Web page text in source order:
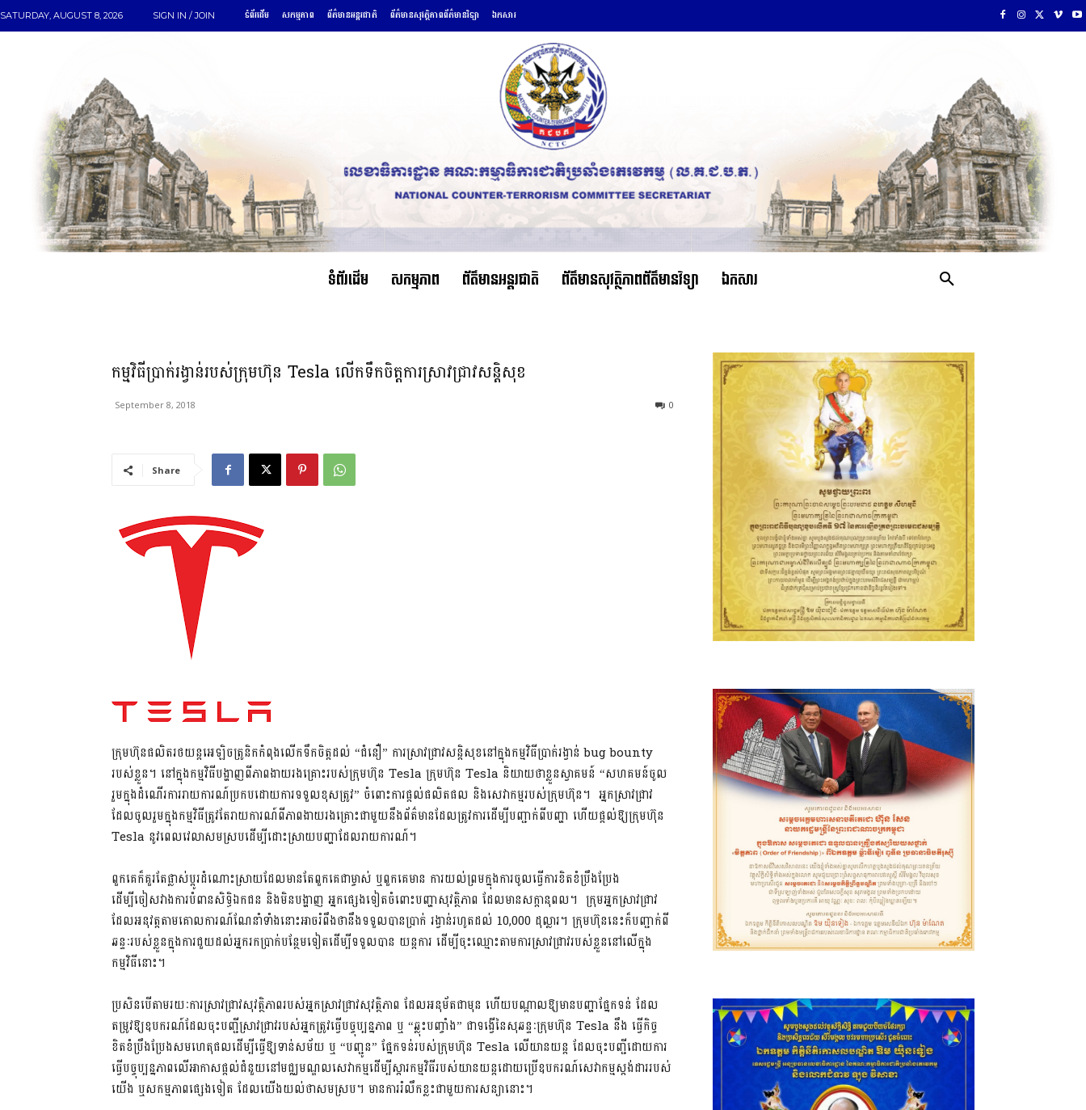
SATURDAY, AUGUST 8, 2026 SIGN IN / JOIN ទំព័រដើម សកម្មភាព ព័ត៌មានអន្តរជាតិ ព័ត៌មានសុវត្ថិភាពព័ត៌មានវិទ្យា ឯកសារ
ទំព័រដើម សកម្មភាព ព័ត៌មានអន្តរជាតិ ព័ត៌មានសុវត្ថិភាពព័ត៌មានវិទ្យា ឯកសារ
កម្មវិធីប្រាក់រង្វាន់របស់ក្រុមហ៊ុន Tesla លើកទឹកចិត្តការស្រាវជ្រាវសន្តិសុខ
September 8, 2018 0
Share
ក្រុមហ៊ុនផលិតរថយន្ដអេឡិចត្រូនិកកំពុងលើកទឹកចិត្តដល់ “ជំនឿ” ការស្រាវជ្រាវសន្តិសុខនៅក្នុងកម្មវិធីប្រាក់រង្វាន់ bug bounty
របស់ខ្លួន។ នៅក្នុងកម្មវិធីបង្ហាញពីភាពងាយរងគ្រោះរបស់ក្រុមហ៊ុន Tesla ក្រុមហ៊ុន Tesla និយាយថាខ្លួនស្វាគមន៍ “សហគមន៍ចូល
រួមក្នុងដំណើរការរាយការណ៍ប្រកបដោយការទទួលខុសត្រូវ” ចំពោះការផ្តល់ផលិតផល និងសេវាកម្មរបស់ក្រុមហ៊ុន។ អ្នកស្រាវជ្រាវ
ដែលចូលរួមក្នុងកម្មវិធីត្រូវតែរាយការណ៍ពីភាពងាយរងគ្រោះជាមួយនឹងព័ត៌មានដែលត្រូវការដើម្បីបញ្ជាក់ពីបញ្ហា ហើយផ្តល់ឱ្យក្រុមហ៊ុន
Tesla នូវពេលវេលាសមស្របដើម្បីដោះស្រាយបញ្ហាដែលរាយការណ៍។
ពួកគេក៏គួរតែផ្លាស់ប្តូរដំណោះស្រាយដែលមានតែពួកគេជាម្ចាស់ ឬពួកគេមាន ការយល់ព្រមក្នុងការចូលធ្វើការខិតខំប្រឹងប្រែង
ដើម្បីចៀសវាងការបំពានសិទ្ធិឯកជន និងមិនបង្ហាញ អ្នកផ្សេងទៀតចំពោះបញ្ហាសុវត្ថិភាព ដែលមានសក្តានុពល។ ក្រុមអ្នកស្រាវជ្រាវ
ដែលអនុវត្តតាមគោលការណ៍ណែនាំទាំងនោះអាចរំពឹងថានឹងទទួលបានប្រាក់ រង្វាន់រហូតដល់ 10,000 ដុល្លារ។ ក្រុមហ៊ុននេះក៏បញ្ជាក់ពី
ឆន្ទៈរបស់ខ្លួនក្នុងការជួយដល់អ្នករកប្រាក់បន្ថែមទៀតដើម្បីទទួលបាន យន្តការ ដើម្បីចុះឈ្មោះតាមការស្រាវជ្រាវរបស់ខ្លួននៅលើក្នុង
កម្មវិធីនោះ។
ប្រសិនបើតាមរយៈការស្រាវជ្រាវសុវត្ថិភាពរបស់អ្នកស្រាវជ្រាវសុវត្ថិភាព ដែលអនុម័តជាមុន ហើយបណ្តាលឱ្យមានបញ្ហាផ្នែកទន់ ដែល
តម្រូវឱ្យឧបករណ៍ដែលចុះបញ្ជីស្រាវជ្រាវរបស់អ្នកត្រូវធ្វើបច្ចុប្បន្នភាព ឬ “ឆ្លុះបញ្ចាំង” ជាទង្វើនៃសុឆន្ទៈក្រុមហ៊ុន Tesla នឹង ធ្វើកិច្ច
ខិតខំប្រឹងប្រែងសមហេតុផលដើម្បីធ្វើឱ្យទាន់សម័យ ឬ “បញ្ជូន” ផ្នែកទន់របស់ក្រុមហ៊ុន Tesla លើយានយន្ត ដែលចុះបញ្ជីដោយការ
ធ្វើបច្ចុប្បន្នភាពលើអាកាសផ្តល់ជំនួយនៅមជ្ឈមណ្ឌលសេវាកម្មដើម្បីស្ដារកម្មវិធីរបស់យានយន្តដោយប្រើឧបករណ៍សេវាកម្មស្តង់ដាររបស់
យើង ឬសកម្មភាពផ្សេងទៀត ដែលយើងយល់ថាសមស្រប។ មានការរំលឹកខ្លះជាមួយការសន្យានោះ។